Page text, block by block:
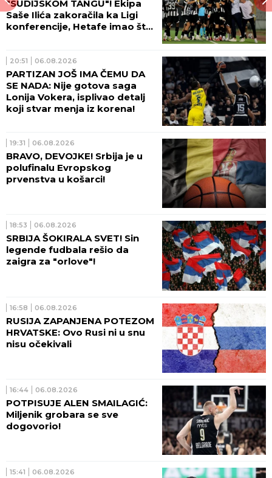
"SUDIJSKOM TANGU"! Ekipa
Saše Ilića zakoračila ka Ligi
konferencije, Hetafe imao šta
20:51 06.08.2026
PARTIZAN JOŠ IMA ČEMU DA
SE NADA: Nije gotova saga
Lonija Vokera, isplivao detalj
koji stvar menja iz korena!
19:31 06.08.2026
BRAVO, DEVOJKE! Srbija je u
polufinalu Evropskog
prvenstva u košarci!
18:53 06.08.2026
SRBIJA ŠOKIRALA SVET! Sin
legende fudbala rešio da
zaigra za "orlove"!
16:58 06.08.2026
RUSIJA ZAPANJENA POTEZOM
HRVATSKE: Ovo Rusi ni u snu
nisu očekivali
16:44 06.08.2026
POTPISUJE ALEN SMAILAGIĆ:
Miljenik grobara se sve
dogovorio!
15:41 06.08.2026